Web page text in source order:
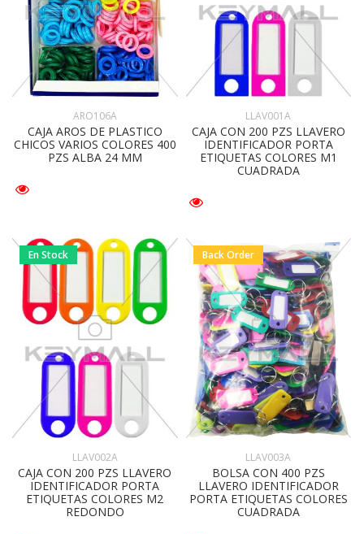
ARO106A
CAJA AROS DE PLASTICO
CHICOS VARIOS COLORES 400
PZS ALBA 24 MM
LLAV001A
CAJA CON 200 PZS LLAVERO
IDENTIFICADOR PORTA
ETIQUETAS COLORES M1
CUADRADA
En Stock
LLAV002A
CAJA CON 200 PZS LLAVERO
IDENTIFICADOR PORTA
ETIQUETAS COLORES M2
REDONDO
Back Order
LLAV003A
BOLSA CON 400 PZS
LLAVERO IDENTIFICADOR
PORTA ETIQUETAS COLORES
CUADRADA